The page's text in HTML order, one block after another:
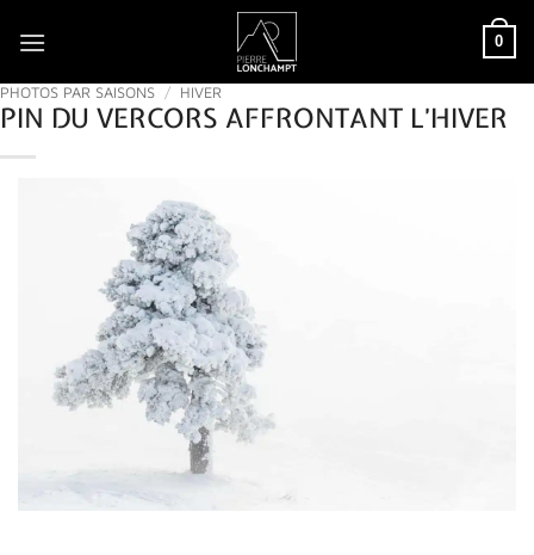
0
PHOTOS PAR SAISONS / HIVER
PIN DU VERCORS AFFRONTANT L’HIVER